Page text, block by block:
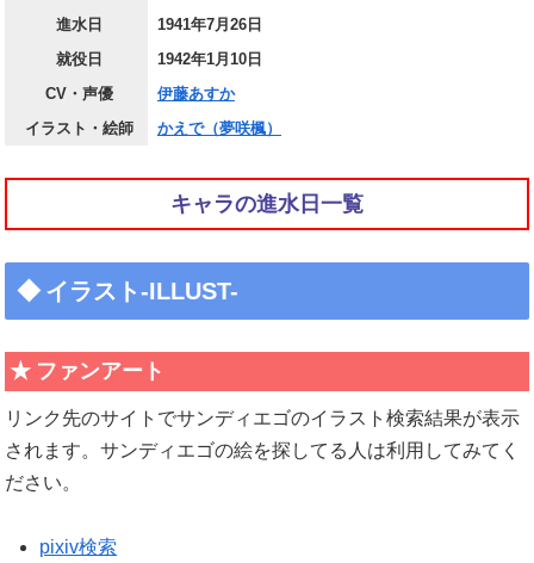
進水日
1941年7月26日
就役日
1942年1月10日
CV・声優
伊藤あすか
イラスト・絵師
かえで（夢咲楓）
キャラの進水日一覧
イラスト-ILLUST-
ファンアート
リンク先のサイトでサンディエゴのイラスト検索結果が表示
されます。サンディエゴの絵を探してる人は利用してみてく
ださい。
pixiv検索